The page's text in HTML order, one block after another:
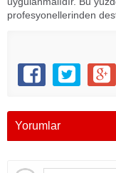
profesyonellerinden
Yorumlar